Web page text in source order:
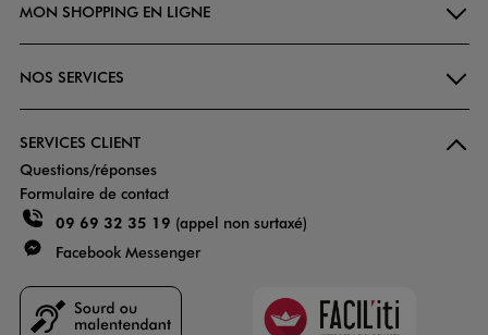
MON SHOPPING EN LIGNE
NOS SERVICES
SERVICES CLIENT
Questions/réponses
Formulaire de contact
09 69 32 35 19 (appel non surtaxé)
Facebook Messenger
Faciliti